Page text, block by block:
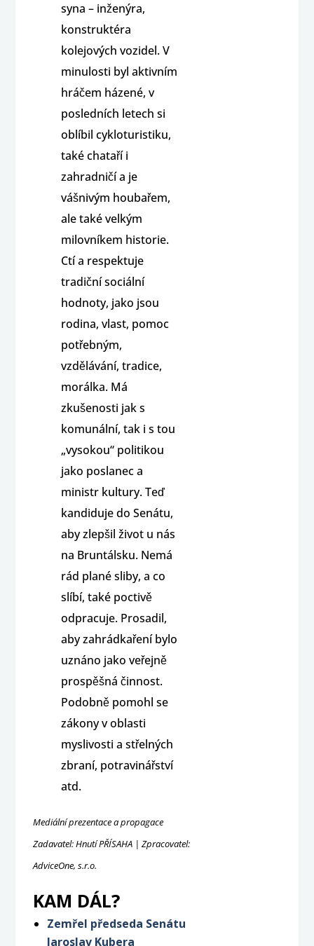
syna – inženýra,
konstruktéra
kolejových vozidel. V
minulosti byl aktivním
hráčem házené, v
posledních letech si
oblíbil cykloturistiku,
také chataří i
zahradničí a je
vášnivým houbařem,
ale také velkým
milovníkem historie.
Ctí a respektuje
tradiční sociální
hodnoty, jako jsou
rodina, vlast, pomoc
potřebným,
vzdělávání, tradice,
morálka. Má
zkušenosti jak s
komunální, tak i s tou
„vysokou“ politikou
jako poslanec a
ministr kultury. Teď
kandiduje do Senátu,
aby zlepšil život u nás
na Bruntálsku. Nemá
rád plané sliby, a co
slíbí, také poctivě
odpracuje. Prosadil,
aby zahrádkaření bylo
uznáno jako veřejně
prospěšná činnost.
Podobně pomohl se
zákony v oblasti
myslivosti a střelných
zbraní, potravinářství
atd.
Mediální prezentace a propagace
Zadavatel: Hnutí PŘÍSAHA | Zpracovatel:
AdviceOne, s.r.o.
KAM DÁL?
Zemřel předseda Senátu
Jaroslav Kubera